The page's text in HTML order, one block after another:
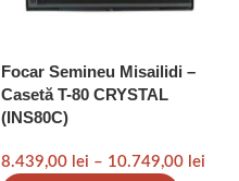
Focar Semineu Misailidi –
Casetă T-80 CRYSTAL
(INS80C)
8.439,00 lei – 10.749,00 lei